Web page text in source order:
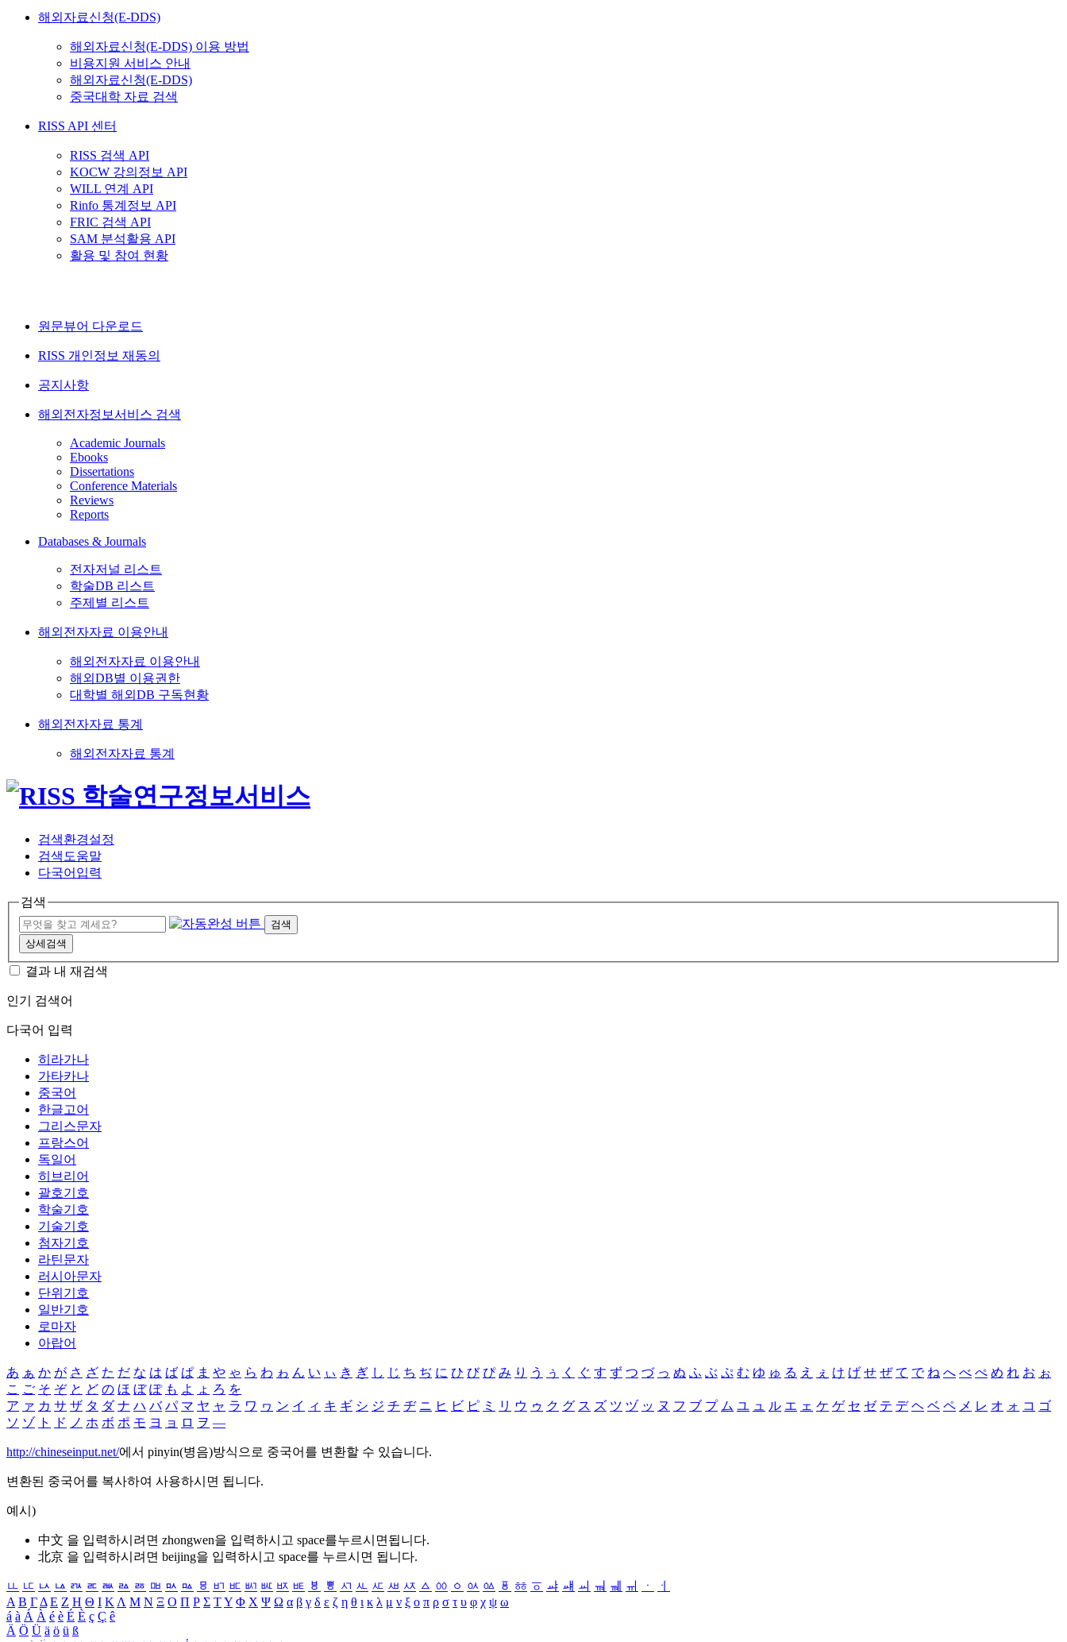
해외자료신청(E-DDS)
해외자료신청(E-DDS) 이용 방법
비용지원 서비스 안내
해외자료신청(E-DDS)
중국대학 자료 검색
RISS API 센터
RISS 검색 API
KOCW 강의정보 API
WILL 연계 API
Rinfo 통계정보 API
FRIC 검색 API
SAM 분석활용 API
활용 및 참여 현황
원문뷰어 다운로드
RISS 개인정보 재동의
공지사항
해외전자정보서비스 검색
Academic Journals
Ebooks
Dissertations
Conference Materials
Reviews
Reports
Databases & Journals
전자저널 리스트
학술DB 리스트
주제별 리스트
해외전자자료 이용안내
해외전자자료 이용안내
해외DB별 이용권한
대학별 해외DB 구독현황
해외전자자료 통계
해외전자자료 통계
검색환경설정
검색도움말
다국어입력
검색
검색
상세검색
결과 내 재검색
인기 검색어
다국어 입력
히라가나
가타카나
중국어
한글고어
그리스문자
프랑스어
독일어
히브리어
괄호기호
학술기호
기술기호
첨자기호
라틴문자
러시아문자
단위기호
일반기호
로마자
아랍어
あ ぁ か が さ ざ た だ な は ば ぱ ま や ゃ ら わ ゎ ん い ぃ き ぎ し じ ち ぢ に ひ び ぴ み り う ぅ く ぐ す ず つ づ っ ぬ ふ ぶ ぷ む ゆ ゅ る え ぇ け げ せ ぜ て で ね へ べ ぺ め れ お ぉ
こ ご そ ぞ と ど の ほ ぼ ぽ も よ ょ ろ を
ア ァ カ サ ザ タ ダ ナ ハ バ パ マ ヤ ャ ラ ワ ヮ ン イ ィ キ ギ シ ジ チ ヂ ニ ヒ ビ ピ ミ リ ウ ゥ ク グ ス ズ ツ ヅ ッ ヌ フ ブ プ ム ユ ュ ル エ ェ ケ ゲ セ ゼ テ デ ヘ ベ ペ メ レ オ ォ コ ゴ
ソ ゾ ト ド ノ ホ ボ ポ モ ヨ ョ ロ ヲ ―
http://chineseinput.net/에서 pinyin(병음)방식으로 중국어를 변환할 수 있습니다.
변환된 중국어를 복사하여 사용하시면 됩니다.
예시)
中文 을 입력하시려면 zhongwen을 입력하시고 space를누르시면됩니다.
北京 을 입력하시려면 beijing을 입력하시고 space를 누르시면 됩니다.
ㅥ ㅦ ㅧ ㅨ ㅩ ㅪ ㅫ ㅬ ㅭ ㅮ ㅯ ㅰ ㅱ ㅲ ㅳ ㅴ ㅵ ㅶ ㅷ ㅸ ㅹ ㅺ ㅻ ㅼ ㅽ ㅾ ㅿ ㆀ ㆁ ㆂ ㆃ ㆄ ㆅ ㆆ ㆇ ㆈ ㆉ ㆊ ㆋ ㆌ ㆍ
ㆎ
Α Β ΓΔ Ε Ζ Η Θ Ι ΚΛ Μ Ν Ξ Ο Π Ρ Σ ΤΥ Φ Χ Ψ Ω α β γ δ ε ζ η θ ι κ λ μ ν ξ ο π ρ σ τ υ φ χ ψ ω
á à Á À é è É È ç Ç ê
Ä Ö Ü ä ö ü ß